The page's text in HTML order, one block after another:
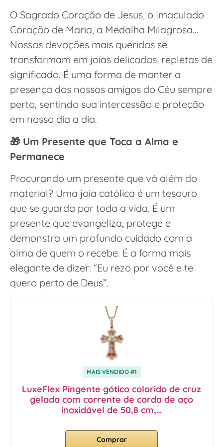
O Sagrado Coração de Jesus, o Imaculado
Coração de Maria, a Medalha Milagrosa…
Nossas devoções mais queridas se
transformam em joias delicadas, repletas de
significado. É uma forma de manter a
presença dos nossos amigos do Céu sempre
perto, sentindo sua intercessão e proteção
em nosso dia a dia.
🎁 Um Presente que Toca a Alma e
Permanece
Procurando um presente que vá além do
material? Uma joia católica é um tesouro
que se guarda por toda a vida. É um
presente que evangeliza, protege e
demonstra um profundo cuidado com a
alma de quem o recebe. É a forma mais
elegante de dizer: “Eu rezo por você e te
quero perto de Deus”.
MAIS VENDIDO #1
LuxeFlex Pingente gótico colorido de cruz
gelada com corrente de corda de aço
inoxidável de 50,8 cm,…
Comprar